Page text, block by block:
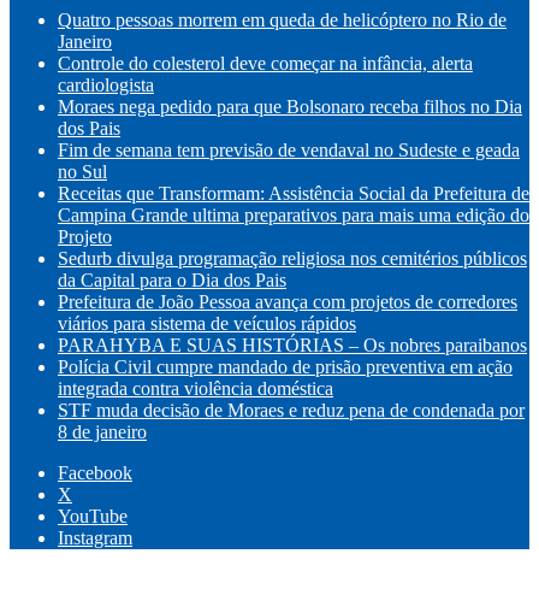
Quatro pessoas morrem em queda de helicóptero no Rio de
Janeiro
Controle do colesterol deve começar na infância, alerta
cardiologista
Moraes nega pedido para que Bolsonaro receba filhos no Dia
dos Pais
Fim de semana tem previsão de vendaval no Sudeste e geada
no Sul
Receitas que Transformam: Assistência Social da Prefeitura de
Campina Grande ultima preparativos para mais uma edição do
Projeto
Sedurb divulga programação religiosa nos cemitérios públicos
da Capital para o Dia dos Pais
Prefeitura de João Pessoa avança com projetos de corredores
viários para sistema de veículos rápidos
PARAHYBA E SUAS HISTÓRIAS – Os nobres paraibanos
Polícia Civil cumpre mandado de prisão preventiva em ação
integrada contra violência doméstica
STF muda decisão de Moraes e reduz pena de condenada por
8 de janeiro
Facebook
X
YouTube
Instagram